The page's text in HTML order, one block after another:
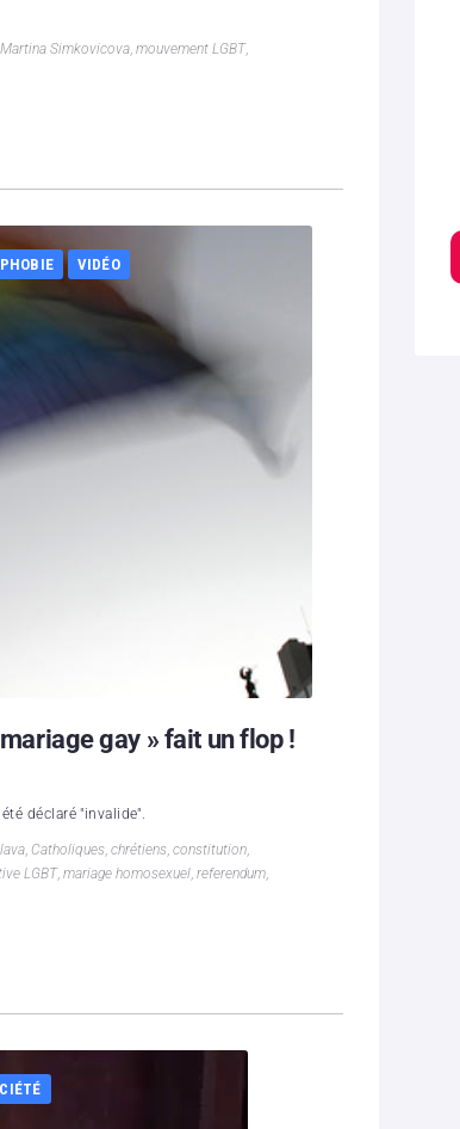
Martina Simkovicova, mouvement LGBT,
VIDÉO
gay » fait un flop !
déclaré "invalide".
, Catholiques, chrétiens, constitution,
LGBT, mariage homosexuel, referendum,